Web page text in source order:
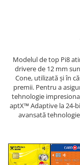
Modelul de top Pi8
drivere de 12 mm
Cone, utilizată și în
premii. Pentru a
tehnologie
aptX™ Adaptive la 24-
avansată